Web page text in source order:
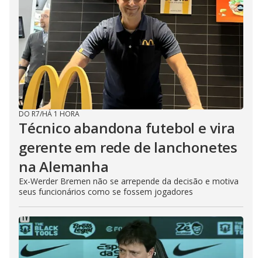
DO R7/HÁ 1 HORA
Técnico abandona futebol e vira
gerente em rede de lanchonetes
na Alemanha
Ex-Werder Bremen não se arrepende da decisão e motiva
seus funcionários como se fossem jogadores